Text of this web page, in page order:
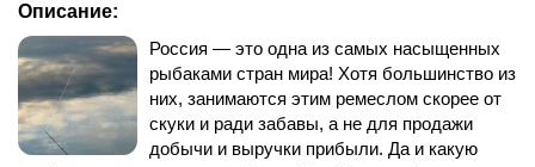
Описание:
Россия — это одна из самых насыщенных
рыбаками стран мира! Хотя большинство из
них, занимаются этим ремеслом скорее от
скуки и ради забавы, а не для продажи
добычи и выручки прибыли. Да и какую